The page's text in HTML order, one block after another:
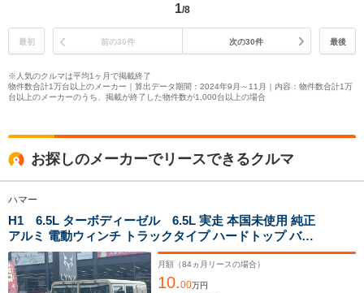
1/8
最初 前の30件 次の30件 最後
※人気のクルマは平均1ヶ月で掲載終了
物件数合計1万台以上のメーカー｜算出データ期間：2024年9月～11月｜内容：物件数合計1万
台以上のメーカーのうち、掲載が終了した物件数が1,000台以上の場合
お探しのメーカーでリースできるクルマ
ハマー
H1 6.5L ターボディーゼル 6.5L 実走 本国未使用 純正
アルミ 電動ウィンチ トラックタイプ ハードトップ バン
仕様 ディーゼルターボ サイドステップ キーレス
月額（84ヵ月リースの場合）
10.00万円